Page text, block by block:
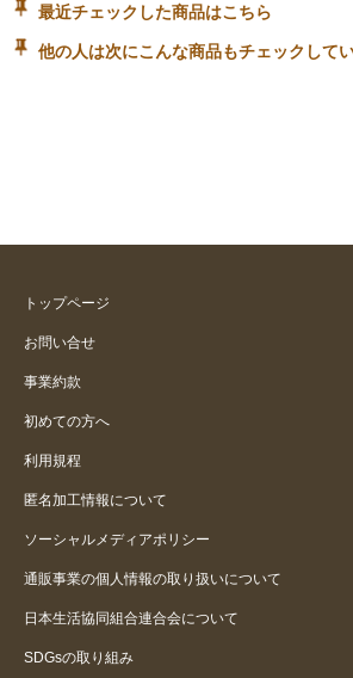
最近チェックした商品はこちら
他の人は次にこんな商品もチェックして
トップページ
お問い合せ
事業約款
初めての方へ
利用規程
匿名加工情報について
ソーシャルメディアポリシー
通販事業の個人情報の取り扱いについて
日本生活協同組合連合会について
SDGsの取り組み